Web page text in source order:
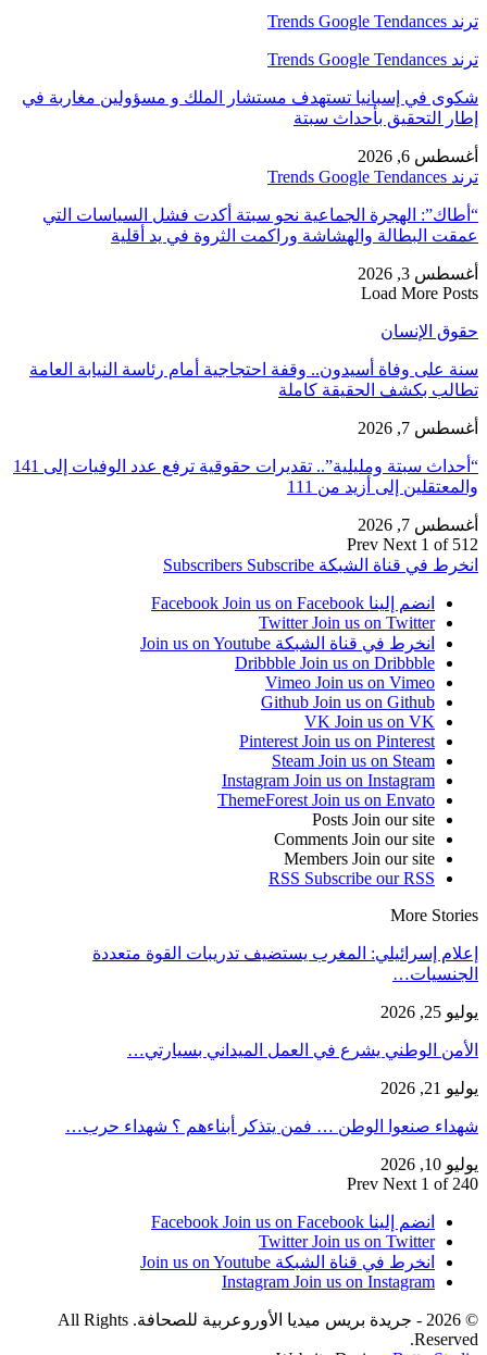
ترند Trends Google Tendances
ترند Trends Google Tendances
شكوى في إسبانيا تستهدف مستشار الملك و مسؤولين مغاربة في
إطار التحقيق بأحداث سبتة
أغسطس 6, 2026
ترند Trends Google Tendances
“أطاك”: الهجرة الجماعية نحو سبتة أكدت فشل السياسات التي
عمقت البطالة والهشاشة وراكمت الثروة في يد أقلية
أغسطس 3, 2026
Load More Posts
حقوق الإنسان
سنة على وفاة أسيدون.. وقفة احتجاجية أمام رئاسة النيابة العامة
تطالب بكشف الحقيقة كاملة
أغسطس 7, 2026
“أحداث سبتة ومليلية”.. تقديرات حقوقية ترفع عدد الوفيات إلى 141
والمعتقلين إلى أزيد من 111
أغسطس 7, 2026
Prev Next 1 of 512
انخرط في قناة الشبكة
Subscribers Subscribe
انضم إلينا Facebook Join us on Facebook
Twitter Join us on Twitter
انخرط في قناة الشبكة Join us on Youtube
Dribbble Join us on Dribbble
Vimeo Join us on Vimeo
Github Join us on Github
VK Join us on VK
Pinterest Join us on Pinterest
Steam Join us on Steam
Instagram Join us on Instagram
ThemeForest Join us on Envato
Posts Join our site
Comments Join our site
Members Join our site
RSS Subscribe our RSS
More Stories
إعلام إسرائيلي: المغرب يستضيف تدريبات القوة متعددة
الجنسيات…
يوليو 25, 2026
الأمن الوطني يشرع في العمل الميداني بسيارتي…
يوليو 21, 2026
شهداء صنعوا الوطن … فمن يتذكر أبناءهم ؟ شهداء حرب…
يوليو 10, 2026
Prev Next 1 of 240
انضم إلينا Facebook Join us on Facebook
Twitter Join us on Twitter
انخرط في قناة الشبكة Join us on Youtube
Instagram Join us on Instagram
© 2026 - جريدة بريس ميديا الأوروعربية للصحافة. All Rights
Reserved.